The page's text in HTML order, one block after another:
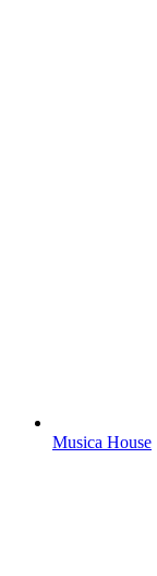
Musica House